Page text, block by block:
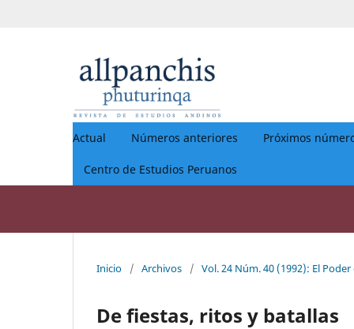
Actual Números anteriores Próximos
Centro de Estudios Peruanos
Inicio / Archivos / Vol. 24 Núm. 40 (1992): El
De fiestas, ritos y batallas